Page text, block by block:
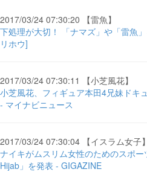
2017/03/24 07:30:20 【雷魚】
下処理が大切！ 「ナマズ」や「雷魚
リホウ]
2017/03/24 07:30:11 【小芝風花】
小芝風花、フィギュア本田4兄妹ドキ
- マイナビニュース
2017/03/24 07:30:04 【イスラム女子】
ナイキがムスリム女性のためのスポ
Hijab」を発表 - GIGAZINE